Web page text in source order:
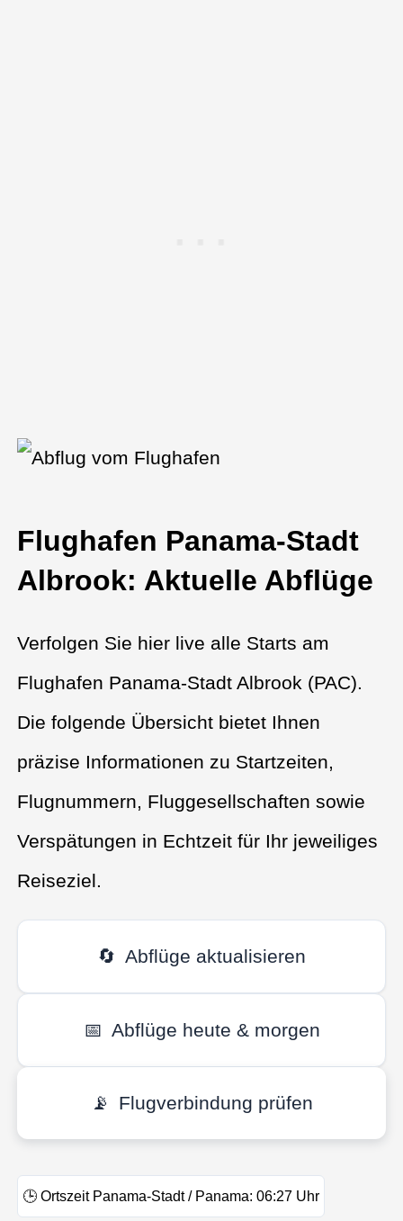
Flughafen Panama-Stadt
Albrook: Aktuelle Abflüge
Verfolgen Sie hier live alle Starts am
Flughafen Panama-Stadt Albrook (PAC).
Die folgende Übersicht bietet Ihnen
präzise Informationen zu Startzeiten,
Flugnummern, Fluggesellschaften sowie
Verspätungen in Echtzeit für Ihr jeweiliges
Reiseziel.
🔄 Abflüge aktualisieren
📅 Abflüge heute & morgen
📡 Flugverbindung prüfen
🕒 Ortszeit Panama-Stadt / Panama: 06:27 Uhr